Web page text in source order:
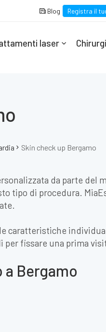
Blog Registra il
laser
Skin check up Bergamo
da parte del
tipo di procedura.
caratteristiche
fissare una prima
Bergamo